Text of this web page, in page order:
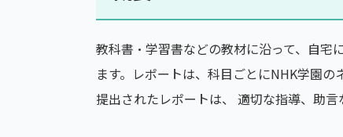
教科書・学習書などの教材に沿って、自宅
ます。レポートは、科目ごとにNHK学園の
提出されたレポートは、 適切な指導、助言